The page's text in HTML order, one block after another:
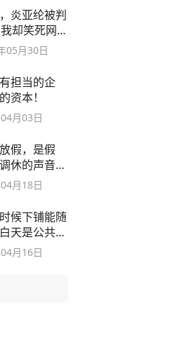
炎亚纶被判
却笑死网友
05月30日
担当的企
资本！
月03日
假，是假
休的声音不
月18日
候下铺能随
天是公共座
月16日